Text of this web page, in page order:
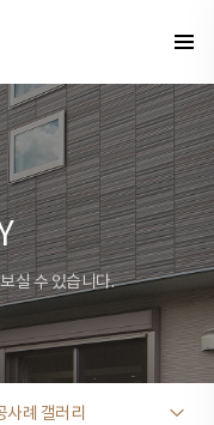
실 수 있습니다.
사례 갤러리